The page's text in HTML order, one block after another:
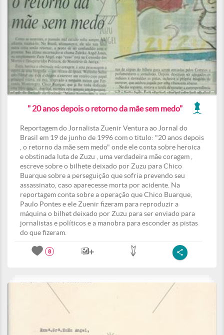
" 20 anos depois o retorno da mãe sem medo"
Reportagem do Jornalista Zuenir Ventura ao Jornal do
Brasil em 19 de junho de 1996 com o titulo: "20 anos depois
, o retorno da mãe sem medo" onde ele conta sobre heroica
e obstinada luta de Zuzu , uma verdadeira mãe coragem ,
escreve sobre o bilhete deixado por Zuzu para Chico
Buarque sobre a perseguição que sofria prevendo seu
assassinato, caso aparecesse morta por acidente. Na
reportagem conta sobre a operação que Chico Buarque,
Paulo Pontes e ele Zuenir fizeram para reproduzir a
máquina o bilhet deixado por Zuzu para ser enviado para
jornalistas e políticos e a manobra para esconder as pistas
do que fizeram.
8